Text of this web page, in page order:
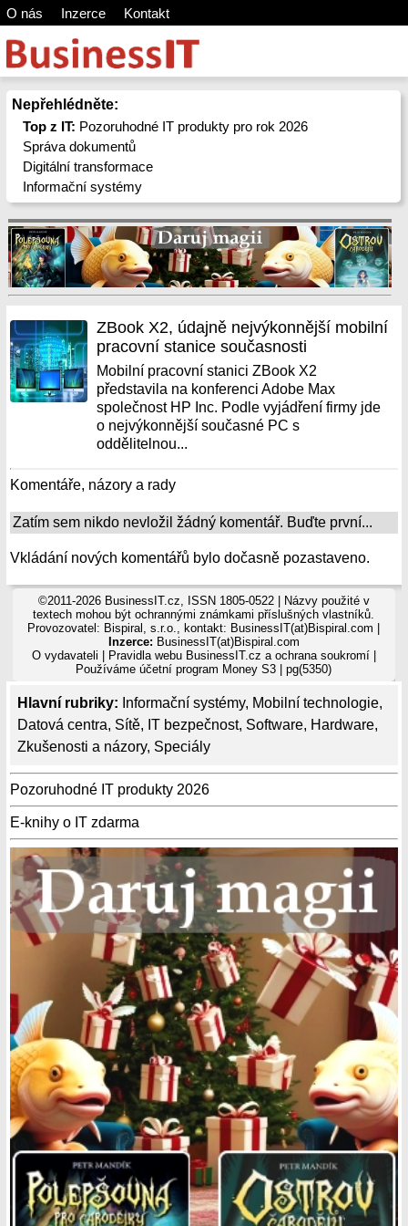
O nás Inzerce Kontakt
Nepřehlédněte:
Top z IT: Pozoruhodné IT produkty pro rok 2026
Správa dokumentů
Digitální transformace
Informační systémy
Hlavní rubriky: Informační systémy, Mobilní technologie,
Datová centra, Sítě, IT bezpečnost, Software, Hardware,
Zkušenosti a názory, Speciály
Pozoruhodné IT produkty 2026
E-knihy o IT zdarma
ZBook X2, údajně nejvýkonnější mobilní
pracovní stanice současnosti
Mobilní pracovní stanici ZBook X2
představila na konferenci Adobe Max
společnost HP Inc. Podle vyjádření firmy jde
o nejvýkonnější současné PC s
oddělitelnou...
Komentáře, názory a rady
Zatím sem nikdo nevložil žádný komentář. Buďte první...
Vkládání nových komentářů bylo dočasně pozastaveno.
©2011-2026 BusinessIT.cz, ISSN 1805-0522 | Názvy použité v
textech mohou být ochrannými známkami příslušných vlastníků.
Provozovatel: Bispiral, s.r.o., kontakt: BusinessIT(at)Bispiral.com |
Inzerce: BusinessIT(at)Bispiral.com
O vydavateli
Pravidla webu BusinessIT.cz a ochrana soukromí|
Používámeúčetní program Money S3 | pg(5350)